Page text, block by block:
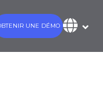
UNE DÉMO